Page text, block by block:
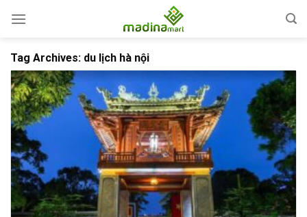
Tag Archives: du lịch hà nội